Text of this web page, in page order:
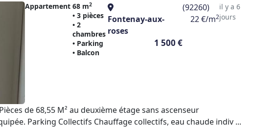
Appartement 68 m2
• 3 pièces
• 2
chambres
• Parking
• Balcon
Fontenay-aux-
roses
1 500 €
(92260)
22 €/m2
il y a 6
jours
de 68,55 M² au deuxième étage sans ascenseur
Parking Collectifs Chauffage collectifs, eau chaude indiv ...